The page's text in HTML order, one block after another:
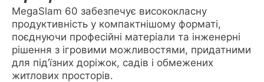
MegaSlam 60 забезпечує висококласну
продуктивність у компактнішому форматі,
поєднуючи професійні матеріали та інженерні
рішення з ігровими можливостями, придатними
для під’їзних доріжок, садів і обмежених
житлових просторів.